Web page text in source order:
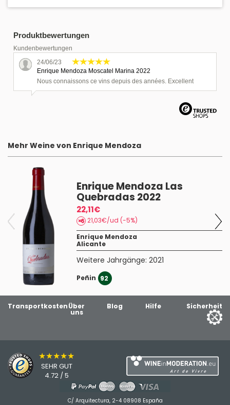
Produktbewertungen
Kundenbewertungen
24/06/23
Enrique Mendoza Moscatel Marina 2022
Nous connaissons ce vins depuis des années. Excellent
Mehr Weine von Enrique Mendoza
Enrique Mendoza Las
Quebradas 2022
22,11€
21,03€/ud (-5%)
Enrique Mendoza
Alicante
Weitere Jahrgänge:2021
Peñin 92
TransportkostenÜber
uns
Blog Hilfe Sicherheit
★★★★★
SEHR GUT
4.72 / 5
C/ Arquitectura, 2-4 08908 España